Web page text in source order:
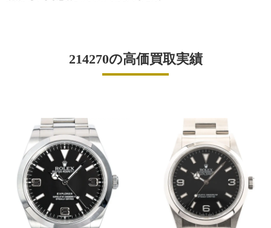
214270の高価買取実績